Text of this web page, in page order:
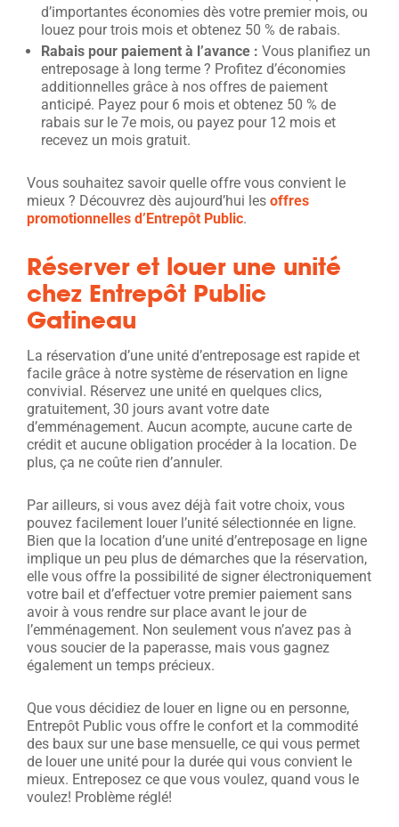
d’importantes économies dès votre premier mois, ou
louez pour trois mois et obtenez 50 % de rabais.
Rabais pour paiement à l’avance : Vous planifiez un
entreposage à long terme ? Profitez d’économies
additionnelles grâce à nos offres de paiement
anticipé. Payez pour 6 mois et obtenez 50 % de
rabais sur le 7e mois, ou payez pour 12 mois et
recevez un mois gratuit.
Vous souhaitez savoir quelle offre vous convient le
mieux ? Découvrez dès aujourd’hui les offres
promotionnelles d’Entrepôt Public.
Réserver et louer une unité
chez Entrepôt Public
Gatineau
La réservation d’une unité d’entreposage est rapide et
facile grâce à notre système de réservation en ligne
convivial. Réservez une unité en quelques clics,
gratuitement, 30 jours avant votre date
d’emménagement. Aucun acompte, aucune carte de
crédit et aucune obligation procéder à la location. De
plus, ça ne coûte rien d’annuler.
Par ailleurs, si vous avez déjà fait votre choix, vous
pouvez facilement louer l’unité sélectionnée en ligne.
Bien que la location d’une unité d’entreposage en ligne
implique un peu plus de démarches que la réservation,
elle vous offre la possibilité de signer électroniquement
votre bail et d’effectuer votre premier paiement sans
avoir à vous rendre sur place avant le jour de
l’emménagement. Non seulement vous n’avez pas à
vous soucier de la paperasse, mais vous gagnez
également un temps précieux.
Que vous décidiez de louer en ligne ou en personne,
Entrepôt Public vous offre le confort et la commodité
des baux sur une base mensuelle, ce qui vous permet
de louer une unité pour la durée qui vous convient le
mieux. Entreposez ce que vous voulez, quand vous le
voulez! Problème réglé!